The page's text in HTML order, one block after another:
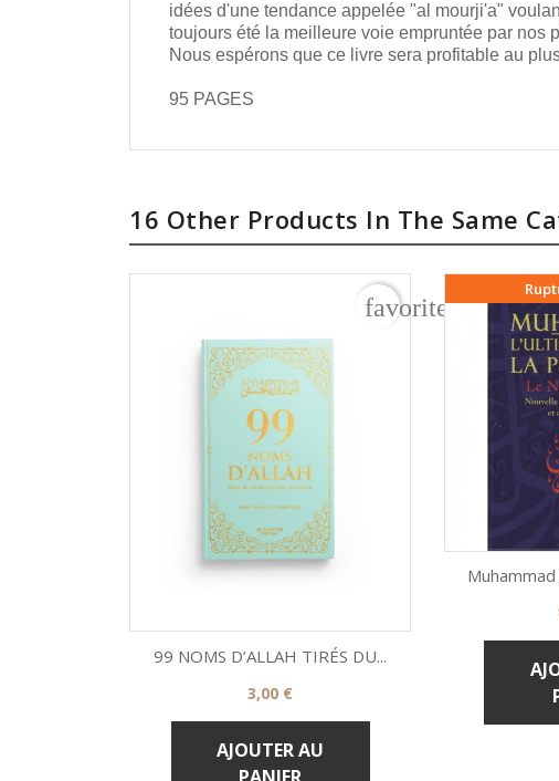
idées d'une tendance appelée "al mourji'a"
toujours été la meilleure voie empruntée par nos
Nous espérons que ce livre sera profitable au
95 PAGES
16 Other Products In The Same
 Aperçu rapide
99 NOMS D’ALLAH TIRÉS DU...
Prix
3,00 €
AJOUTER AU
PANIER
favorite_border
